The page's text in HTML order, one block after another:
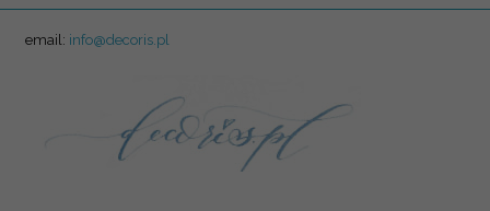
email: info@decoris.pl